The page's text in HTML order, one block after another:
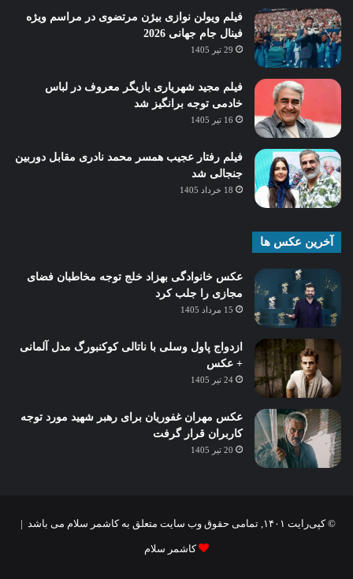
فیلم ویولن نوازی بیژن مرتضوی در مراسم ویژه
فینال جام جهانی 2026
29 تیر 1405
فیلم مجید شهریاری بازیگر معروف در لباس
خادمی توجه برانگیز شد
16 تیر 1405
فیلم رفتار عجیب همسر محمد نادری مقابل دوربین
جنجالی شد
18 خرداد 1405
آخرین عکس ها
عکس خانوادگی بهزاد خلج توجه مخاطبان فضای
مجازی را جلب کرد
15 مرداد 1405
ازدواج پاول وسلی با ناتالی کوکنبورگ مدل آلمانی
+ عکس
24 تیر 1405
عکس مهران غفوریان برای رهبر شهید مورد توجه
کاربران قرار گرفت
20 تیر 1405
© کپی‌رایت ۱۴۰۱, تمامی حقوق وب سایت متعلق به کاشمر سلام می باشد |
کاشمر سلام